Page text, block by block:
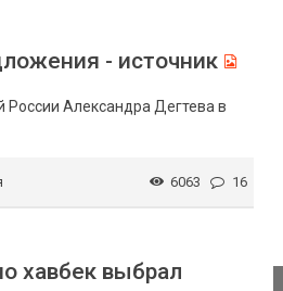
- источник
России Александра Дегтева в
6063 16
хавбек выбрал